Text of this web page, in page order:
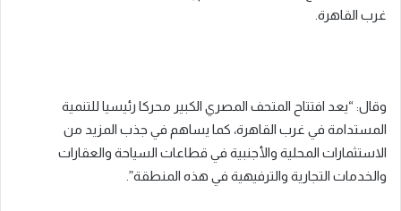
غرب القاهرة.
وقال: “يعد افتتاح المتحف المصري الكبير محركا رئيسيا للتنمية
المستدامة في غرب القاهرة، كما يساهم في جذب المزيد من
الاستثمارات المحلية والأجنبية في قطاعات السياحة والعقارات
والخدمات التجارية والترفيهية في هذه المنطقة”.